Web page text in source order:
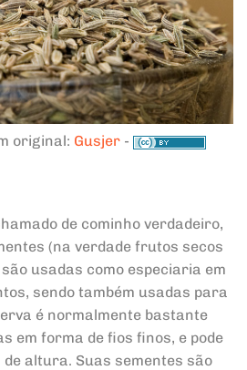
original: Gusjer-
de cominho verdadeiro,
(na verdade frutos secos
usadas como especiaria em
sendo também usadas para
é normalmente bastante
em forma de fios finos, e pode
altura. Suas sementes são